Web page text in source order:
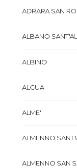
ADRARA SAN
ALBANO
ALBINO
ALGUA
ALME'
ALMENNO SAN
ALMENNO SAN